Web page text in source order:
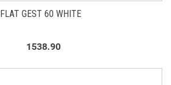
FLAT GEST 60 WHITE
1538.90